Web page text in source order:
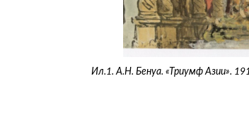
Ил.1. А.Н. Бенуа. «Триумф Азии».